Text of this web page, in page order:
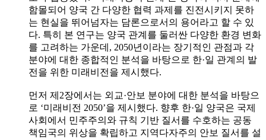
함몰되어 양국 간 다양한 협력 과제를 진전시키지 못하
는 현실을 뛰어넘자는 담론으로서의 용어라고 할 수 있
다. 특히 본 연구는 양국 관계를 둘러싼 다양한 환경 변화
를 고려하는 가운데, 2050년이라는 장기적인 관점과 각
분야에 대한 종합적인 분석을 바탕으로 한·일 관계의 발
전을 위한 미래비전을 제시했다.
먼저 제2장에서는 외교·안보 분야에 대한 분석을 바탕으
로 ‘미래비전 2050’을 제시했다. 향후 한·일 양국은 국제
사회에서 민주주의와 규칙 기반 질서를 수호하는 공동
책임국의 위상을 확립하고 지역다자주의 안보 질서를 설